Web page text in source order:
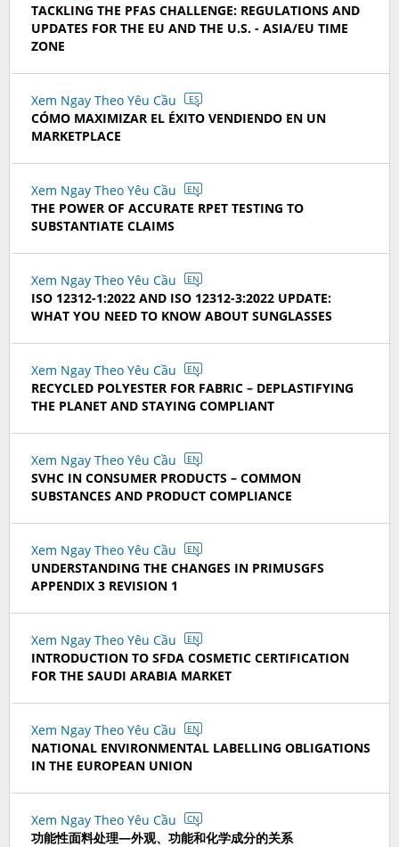
TACKLING THE PFAS CHALLENGE: REGULATIONS AND
UPDATES FOR THE EU AND THE U.S. - ASIA/EU TIME
ZONE
Xem Ngay Theo Yêu Cầu ES
CÓMO MAXIMIZAR EL ÉXITO VENDIENDO EN UN
MARKETPLACE
Xem Ngay Theo Yêu Cầu EN
THE POWER OF ACCURATE RPET TESTING TO
SUBSTANTIATE CLAIMS
Xem Ngay Theo Yêu Cầu EN
ISO 12312-1:2022 AND ISO 12312-3:2022 UPDATE:
WHAT YOU NEED TO KNOW ABOUT SUNGLASSES
Xem Ngay Theo Yêu Cầu EN
RECYCLED POLYESTER FOR FABRIC – DEPLASTIFYING
THE PLANET AND STAYING COMPLIANT
Xem Ngay Theo Yêu Cầu EN
SVHC IN CONSUMER PRODUCTS – COMMON
SUBSTANCES AND PRODUCT COMPLIANCE
Xem Ngay Theo Yêu Cầu EN
UNDERSTANDING THE CHANGES IN PRIMUSGFS
APPENDIX 3 REVISION 1
Xem Ngay Theo Yêu Cầu EN
INTRODUCTION TO SFDA COSMETIC CERTIFICATION
FOR THE SAUDI ARABIA MARKET
Xem Ngay Theo Yêu Cầu EN
NATIONAL ENVIRONMENTAL LABELLING OBLIGATIONS
IN THE EUROPEAN UNION
Xem Ngay Theo Yêu Cầu CN
功能性面料处理—外观、功能和化学成分的关系